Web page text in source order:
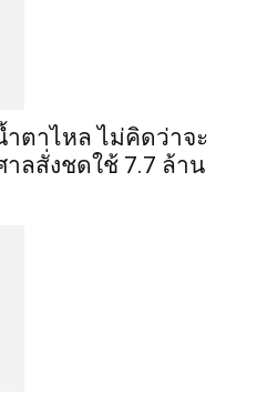
ำตาไหล ไม่คิดว่าจะ
ลสั่งชดใช้ 7.7 ล้าน